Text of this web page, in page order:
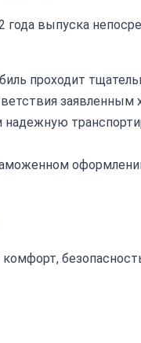
выпуска
проходит
заявленным